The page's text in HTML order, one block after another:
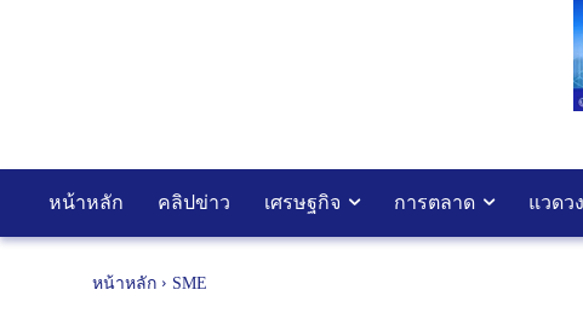
หน้าหลัก คลิปข่าว เศรษฐกิจ การตลาด แวดว
หน้าหลัก SME